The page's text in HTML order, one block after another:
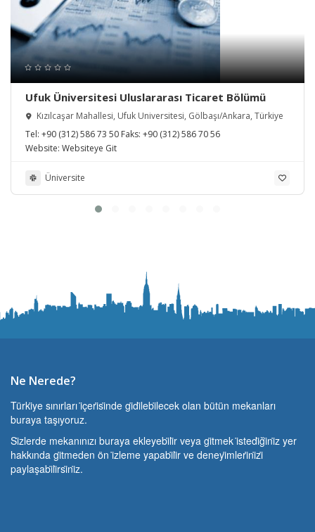
Ufuk Üniversitesi Uluslararası Ticaret Bölümü
Kızılcaşar Mahallesi, Ufuk Üniversitesi, Gölbaşı/Ankara, Türkiye
Tel: +90 (312) 586 73 50 Faks: +90 (312) 586 70 56
Website: Websiteye Git
Üniversite
Ne Nerede?
Türki̇ye sınırları i̇çeri̇si̇nde gi̇di̇lebi̇lecek olan bütün mekanları
buraya taşıyoruz.
Si̇zlerde mekanınızı buraya ekleyebi̇li̇r veya gi̇tmek i̇stedi̇ği̇ni̇z yer
hakkında gi̇tmeden ön i̇zleme yapabi̇li̇r ve deneyi̇mleri̇ni̇zi̇
paylaşabi̇li̇rsi̇ni̇z.